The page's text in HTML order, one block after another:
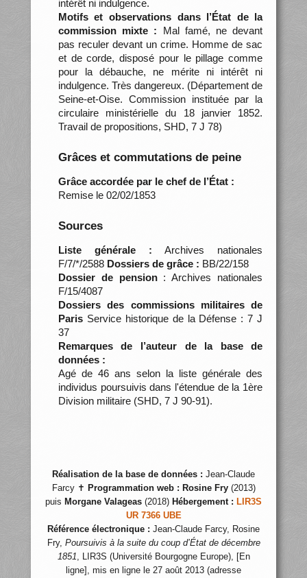
intérêt ni indulgence.
Motifs et observations dans l’État de la
commission mixte : Mal famé, ne devant
pas reculer devant un crime. Homme de sac
et de corde, disposé pour le pillage comme
pour la débauche, ne mérite ni intérêt ni
indulgence. Très dangereux. (Département de
Seine-et-Oise. Commission instituée par la
circulaire ministérielle du 18 janvier 1852.
Travail de propositions, SHD, 7 J 78)
Grâces et commutations de peine
Grâce accordée par le chef de l’État :
Remise le 02/02/1853
Sources
Liste générale : Archives nationales
F/7/*/2588 Dossiers de grâce : BB/22/158
Dossier de pension: Archives nationales
F/15/4087
Dossiers des commissions militaires de
ParisService historique de la Défense : 7 J
37
Remarques de l’auteur de la base de
données :
Agé de 46 ans selon la liste générale des
individus poursuivis dans l'étendue de la 1ère
Division militaire (SHD, 7 J 90-91).
Réalisation de la base de données : Jean-Claude
Farcy ✝ Programmation web : Rosine Fry(2013)
puis Morgane Valageas (2018) Hébergement : LIR3S
UR 7366 UBE
Référence électronique : Jean-Claude Farcy, Rosine
Fry, Poursuivis à la suite du coup d’État de décembre
1851, LIR3S (Université Bourgogne Europe), [En
ligne], mis en ligne le 27 août 2013 (adresse